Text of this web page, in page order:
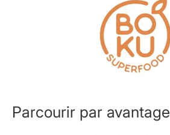
Parcourir par avantage